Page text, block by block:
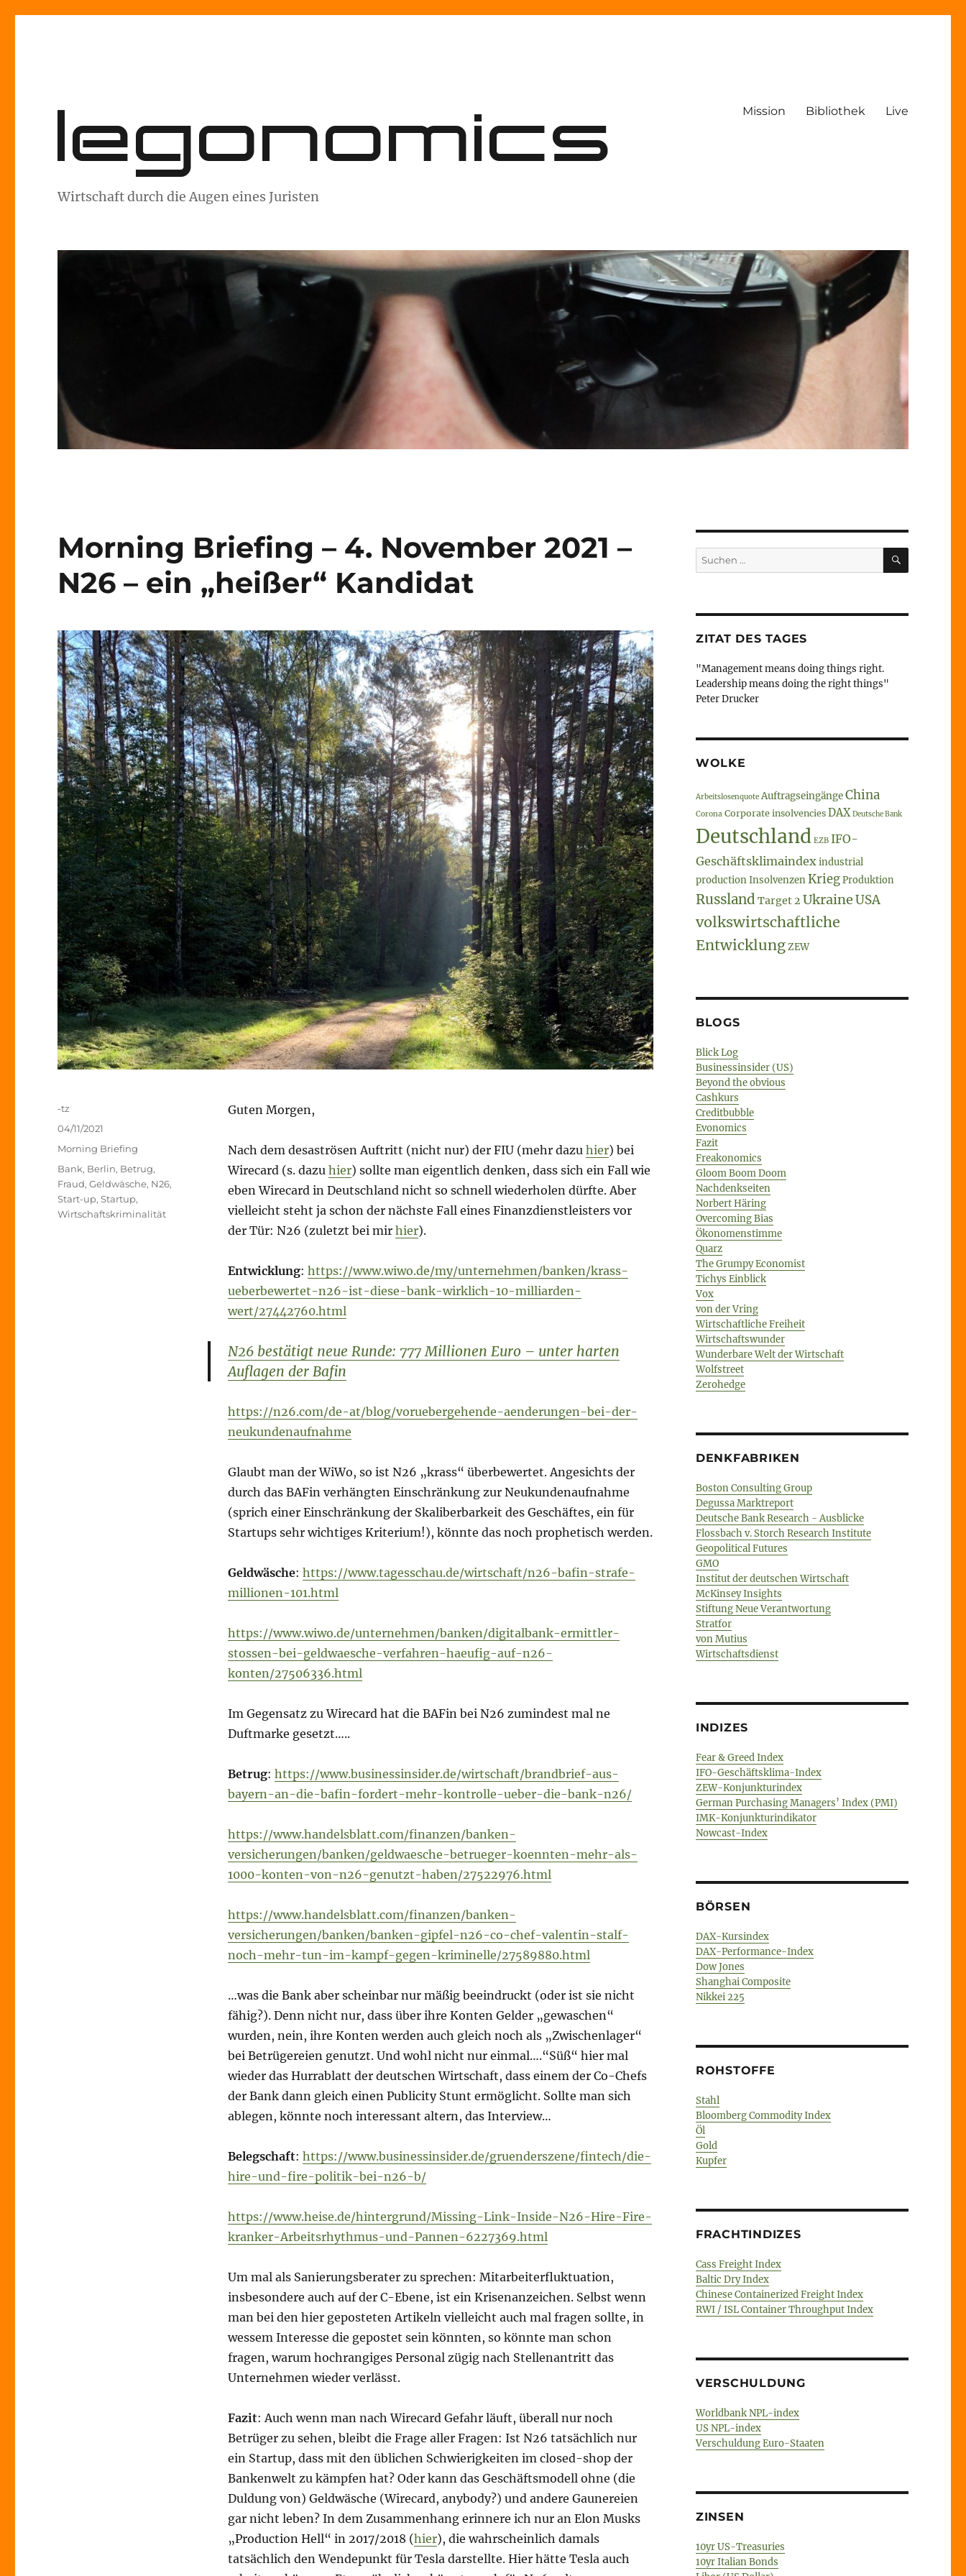
legonomics
Wirtschaft durch die Augen eines Juristen
Mission Bibliothek Live
Morning Briefing – 4. November 2021 –
N26 – ein „heißer“ Kandidat
Guten Morgen,
Nach dem desaströsen Auftritt (nicht nur) der FIU (mehr dazu hier) bei
Wirecard (s. dazu hier) sollte man eigentlich denken, dass sich ein Fall wie
eben Wirecard in Deutschland nicht so schnell wiederholen dürfte. Aber
vielleicht steht ja schon der nächste Fall eines Finanzdienstleisters vor
der Tür: N26 (zuletzt bei mir hier).
Entwicklung: https://www.wiwo.de/my/unternehmen/banken/krass-
ueberbewertet-n26-ist-diese-bank-wirklich-10-milliarden-
wert/27442760.html
N26 bestätigt neue Runde: 777 Millionen Euro – unter harten
Auflagen der Bafin
https://n26.com/de-at/blog/voruebergehende-aenderungen-bei-der-
neukundenaufnahme
Glaubt man der WiWo, so ist N26 „krass“ überbewertet. Angesichts der
durch das BAFin verhängten Einschränkung zur Neukundenaufnahme
(sprich einer Einschränkung der Skaliberbarkeit des Geschäftes, ein für
Startups sehr wichtiges Kriterium!), könnte das noch prophetisch werden.
Geldwäsche: https://www.tagesschau.de/wirtschaft/n26-bafin-strafe-
millionen-101.html
https://www.wiwo.de/unternehmen/banken/digitalbank-ermittler-
stossen-bei-geldwaesche-verfahren-haeufig-auf-n26-
konten/27506336.html
Im Gegensatz zu Wirecard hat die BAFin bei N26 zumindest mal ne
Duftmarke gesetzt…..
Betrug: https://www.businessinsider.de/wirtschaft/brandbrief-aus-
bayern-an-die-bafin-fordert-mehr-kontrolle-ueber-die-bank-n26/
https://www.handelsblatt.com/finanzen/banken-
versicherungen/banken/geldwaesche-betrueger-koennten-mehr-als-
1000-konten-von-n26-genutzt-haben/27522976.html
https://www.handelsblatt.com/finanzen/banken-
versicherungen/banken/banken-gipfel-n26-co-chef-valentin-stalf-
noch-mehr-tun-im-kampf-gegen-kriminelle/27589880.html
…was die Bank aber scheinbar nur mäßig beeindruckt (oder ist sie nicht
fähig?). Denn nicht nur, dass über ihre Konten Gelder „gewaschen“
wurden, nein, ihre Konten werden auch gleich noch als „Zwischenlager“
bei Betrügereien genutzt. Und wohl nicht nur einmal….“Süß“ hier mal
wieder das Hurrablatt der deutschen Wirtschaft, dass einem der Co-Chefs
der Bank dann gleich einen Publicity Stunt ermöglicht. Sollte man sich
ablegen, könnte noch interessant altern, das Interview…
Belegschaft: https://www.businessinsider.de/gruenderszene/fintech/die-
hire-und-fire-politik-bei-n26-b/
https://www.heise.de/hintergrund/Missing-Link-Inside-N26-Hire-Fire-
kranker-Arbeitsrhythmus-und-Pannen-6227369.html
Um mal als Sanierungsberater zu sprechen: Mitarbeiterfluktuation,
insbesondere auch auf der C-Ebene, ist ein Krisenanzeichen. Selbst wenn
man bei den hier geposteten Artikeln vielleicht auch mal fragen sollte, in
wessem Interesse die gepostet sein könnten, so könnte man schon
fragen, warum hochrangiges Personal zügig nach Stellenantritt das
Unternehmen wieder verlässt.
Fazit: Auch wenn man nach Wirecard Gefahr läuft, überall nur noch
Betrüger zu sehen, bleibt die Frage aller Fragen: Ist N26 tatsächlich nur
ein Startup, dass mit den üblichen Schwierigkeiten im closed-shop der
Bankenwelt zu kämpfen hat? Oder kann das Geschäftsmodell ohne (die
Duldung von) Geldwäsche (Wirecard, anybody?) und andere Gaunereien
gar nicht leben? In dem Zusammenhang erinnere ich nur an Elon Musks
„Production Hell“ in 2017/2018 (hier), die wahrscheinlich damals
tatsächlich den Wendepunkt für Tesla darstellte. Hier hätte Tesla auch
Autor
-tz
Veröffentlicht
04/11/2021
Kategorien
Morning Briefing
Schlagwörter
Bank, Berlin, Betrug,
Fraud,Geldwäsche, N26,
Start-up,Startup,
Wirtschaftskriminalität
Suche
nach:
SUCHEN
ZITAT DES TAGES
"Management means doing things right.
Leadership means doing the right things"
Peter Drucker
WOLKE
Arbeitslosenquote AuftragseingängeChina
Corona Corporate insolvencies DAX Deutsche Bank
Deutschland EZB IFO-
Geschäftsklimaindexindustrial
productionInsolvenzenKriegProduktion
Russland Target 2 UkraineUSA
volkswirtschaftliche
EntwicklungZEW
BLOGS
Blick Log
Businessinsider (US)
Beyond the obvious
Cashkurs
Creditbubble
Evonomics
Fazit
Freakonomics
Gloom Boom Doom
Nachdenkseiten
Norbert Häring
Overcoming Bias
Ökonomenstimme
Quarz
The Grumpy Economist
Tichys Einblick
Vox
von der Vring
Wirtschaftliche Freiheit
Wirtschaftswunder
Wunderbare Welt der Wirtschaft
Wolfstreet
Zerohedge
DENKFABRIKEN
Boston Consulting Group
Degussa Marktreport
Deutsche Bank Research - Ausblicke
Flossbach v. Storch Research Institute
Geopolitical Futures
GMO
Institut der deutschen Wirtschaft
McKinsey Insights
Stiftung Neue Verantwortung
Stratfor
von Mutius
Wirtschaftsdienst
INDIZES
Fear & Greed Index
IFO-Geschäftsklima-Index
ZEW-Konjunkturindex
German Purchasing Managers’ Index (PMI)
IMK-Konjunkturindikator
Nowcast-Index
BÖRSEN
DAX-Kursindex
DAX-Performance-Index
Dow Jones
Shanghai Composite
Nikkei 225
ROHSTOFFE
Stahl
Bloomberg Commodity Index
Öl
Gold
Kupfer
FRACHTINDIZES
Cass Freight Index
Baltic Dry Index
Chinese Containerized Freight Index
RWI / ISL Container Throughput Index
VERSCHULDUNG
Worldbank NPL-index
US NPL-index
Verschuldung Euro-Staaten
ZINSEN
10yr US-Treasuries
10yr Italian Bonds